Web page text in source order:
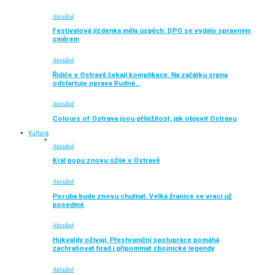
Aktuálně
Festivalová jízdenka měla úspěch. DPO se vydalo správným
směrem
Aktuálně
Řidiče v Ostravě čekají komplikace. Na začátku srpna
odstartuje oprava Rudné…
Aktuálně
Colours of Ostrava jsou příležitost, jak objevit Ostravu
Kultura
Aktuálně
Král popu znovu ožije v Ostravě
Aktuálně
Poruba bude znovu chutnat. Velká žranice se vrací už
posedmé
Aktuálně
Hukvaldy ožívají. Přeshraniční spolupráce pomáhá
zachraňovat hrad i připomínat zbojnické legendy
Aktuálně